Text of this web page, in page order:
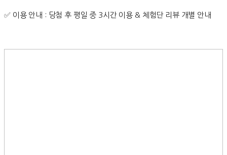
✅ 이용 안내 : 당첨 후 평일 중 3시간 이용 & 체험단 리뷰 개별 안내